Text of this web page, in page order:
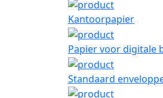
Kantoorpapier
Papier voor digitale
Standaard